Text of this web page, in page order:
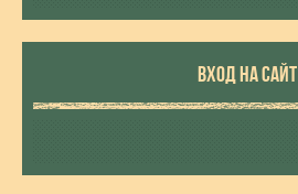
ВХОД НА САЙТ